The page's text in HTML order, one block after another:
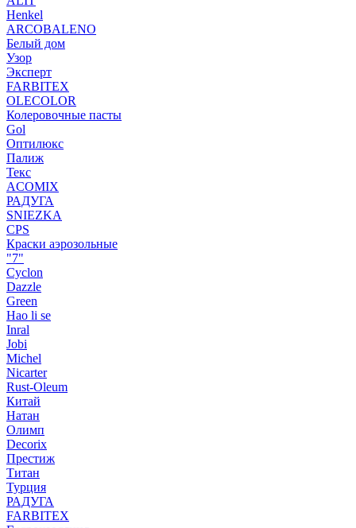
Henkel
ARCOBALENO
Белый дом
Узор
Эксперт
FARBITEX
OLECOLOR
Колеровочные пасты
Gol
Оптилюкс
Палиж
Текс
ACOMIX
РАДУГА
SNIEZKA
CPS
Краски аэрозольные
"7"
Cyclon
Dazzle
Green
Hao li se
Inral
Jobi
Michel
Nicarter
Rust-Oleum
Китай
Натан
Олимп
Decorix
Престиж
Титан
Турция
РАДУГА
FARBITEX